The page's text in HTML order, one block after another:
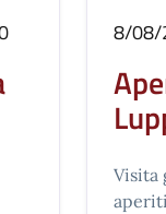
8/08/
Visita